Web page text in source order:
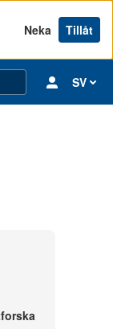
Neka Tillåt
SV